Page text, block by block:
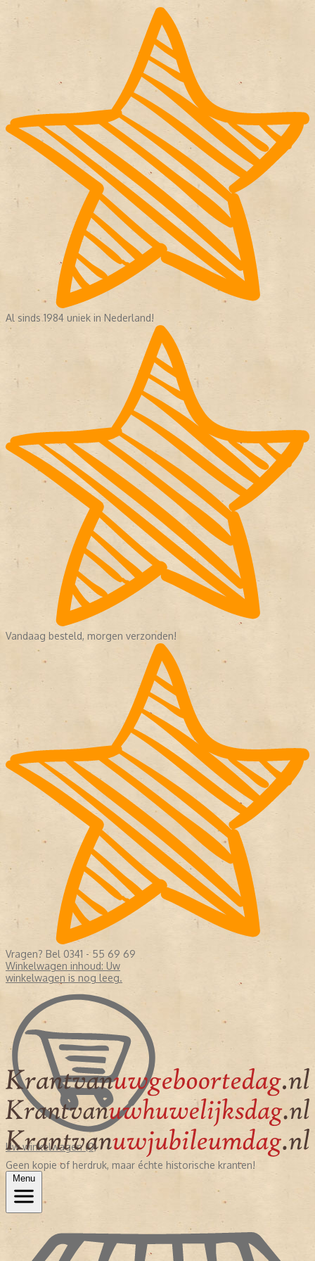
Al sinds 1984 uniek in Nederland!
Vandaag besteld, morgen verzonden!
Vragen? Bel 0341 - 55 69 69
Winkelwagen inhoud: Uw
winkelwagen is nog leeg.
Uw winkelwagen (0)
Geen kopie of herdruk, maar échte historische kranten!
Menu